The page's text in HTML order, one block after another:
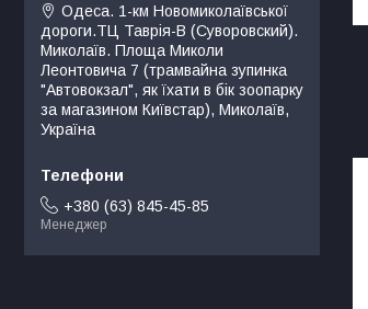
Одеса. 1-км Новомиколаївської
дороги.ТЦ Таврія-В (Суворовский).
Миколаїв. Площа Миколи
Леонтовича 7 (трамвайна зупинка
"Автовокзал", як їхати в бiк зоопарку
за магазином Київстар), Миколаїв,
Україна
+380 (63) 845-45-85
Менеджер